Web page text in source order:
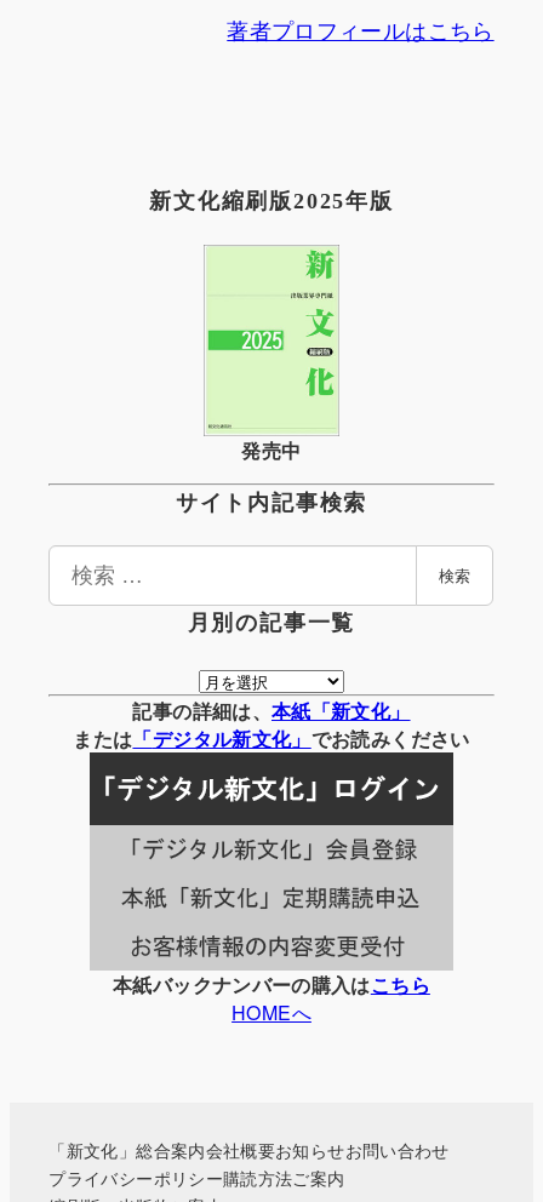
著者プロフィールはこちら
新文化縮刷版2025年版
発売中
サイト内記事検索
検
検索
月別の記事一覧
月
別
の
事
一
覧
記事の詳細は、 本紙「新文化」
または 「デジタル新文化」 でお読みください
本紙バックナンバーの購入はこちら
HOMEへ
「新文化」総合案内会社概要お知らせお問い合わせ
プライバシーポリシー購読方法ご案内